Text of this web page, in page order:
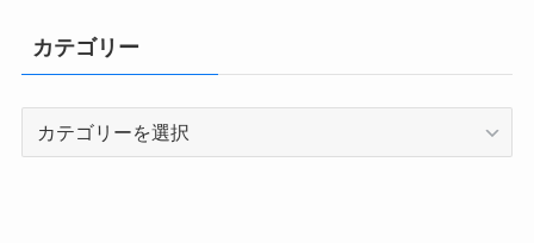
カテゴリー